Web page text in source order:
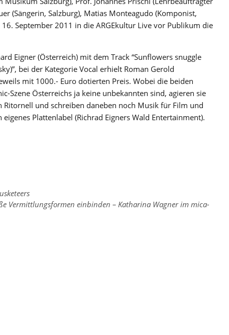
(Sängerin, Salzburg), Matias Monteagudo (Komponist,
September 2011 in die ARGEkultur Live vor Publikum die
Eigner (Österreich) mit dem Track “Sunflowers snuggle
bei der Kategorie Vocal erhielt Roman Gerold
mit 1000.- Euro dotierten Preis. Wobei die beiden
Szene Österreichs ja keine unbekannten sind, agieren sie
und schreiben daneben noch Musik für Film und
Plattenlabel (Richrad Eigners Wald Entertainment).
Vermittlungsformen einbinden – Katharina Wagner im mica-